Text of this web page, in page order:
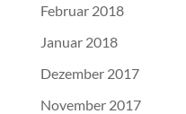
Februar 2018
Januar 2018
Dezember 2017
November 2017